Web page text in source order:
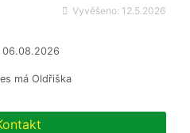
Vyvěšeno: 12.5.2026
06.08.2026
má Oldřiška